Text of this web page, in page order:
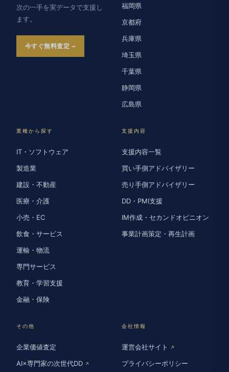
次の一手を実データで支援し
ます。
今すぐ無料査定
福岡県
京都府
兵庫県
埼玉県
千葉県
静岡県
広島県
業種から探す
IT・ソフトウェア
製造業
建設・不動産
医療・介護
小売・EC
飲食・サービス
運輸・物流
専門サービス
教育・学習支援
金融・保険
支援内容
支援内容一覧
買い手側アドバイザリー
売り手側アドバイザリー
DD・PMI支援
IM作成・セカンドオピニオン
事業計画策定・再生計画
その他
企業価値査定
AI×専門家の次世代DD ↗
会社情報
運営会社サイト ↗
プライバシーポリシー